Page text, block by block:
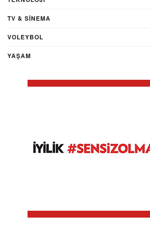
TV & SINEMA
VOLEYBOL
YAŞAM